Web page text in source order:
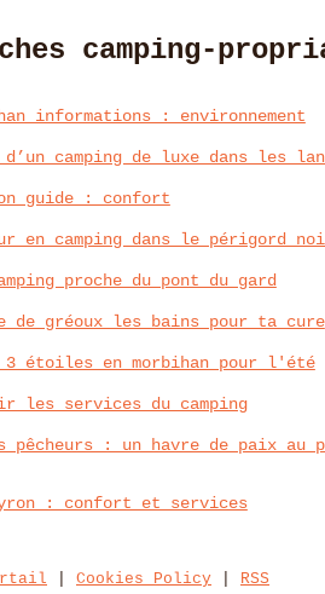
camping-
informations : environnement
camping de luxe dans les
guide : confort
en camping dans le périgord
proche du pont du gard
de gréoux les bains pour ta cure
3 étoiles en morbihan pour l'été
les services du camping
pêcheurs : un havre de paix au
: confort et services
Cookies Policy RSS